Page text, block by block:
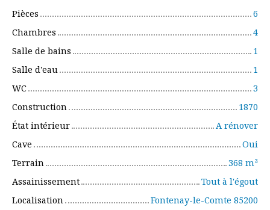
Pièces
6
Chambres
4
Salle de bains
1
Salle d'eau
1
WC
3
Construction
1870
État intérieur
A rénover
Cave
Oui
Terrain
368 m²
Assainissement
Tout à l'égout
Localisation
Fontenay-le-Comte 85200